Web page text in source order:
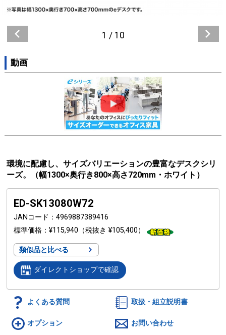
1 / 10
動画
環境に配慮し、サイズバリエーションの豊富なデスクシリ
ーズ。（幅1300×奥行き800×高さ720mm・ホワイト）
ED-SK13080W72
JANコード
4969887389416
標準価格
¥115,940 （税抜き ¥105,400）
類似品と比べる
ダイレクトショップで確認
よくある質問 取扱・組立説明書
オプション お問い合わせ